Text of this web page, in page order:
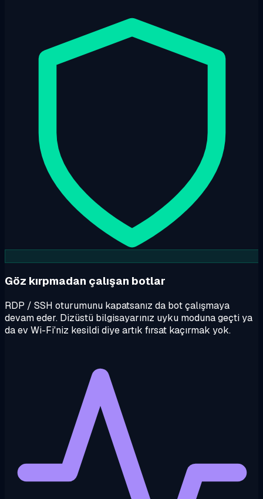
Göz kırpmadan çalışan botlar
RDP / SSH oturumunu kapatsanız da bot çalışmaya
devam eder. Dizüstü bilgisayarınız uyku moduna geçti ya
da ev Wi-Fi'niz kesildi diye artık fırsat kaçırmak yok.